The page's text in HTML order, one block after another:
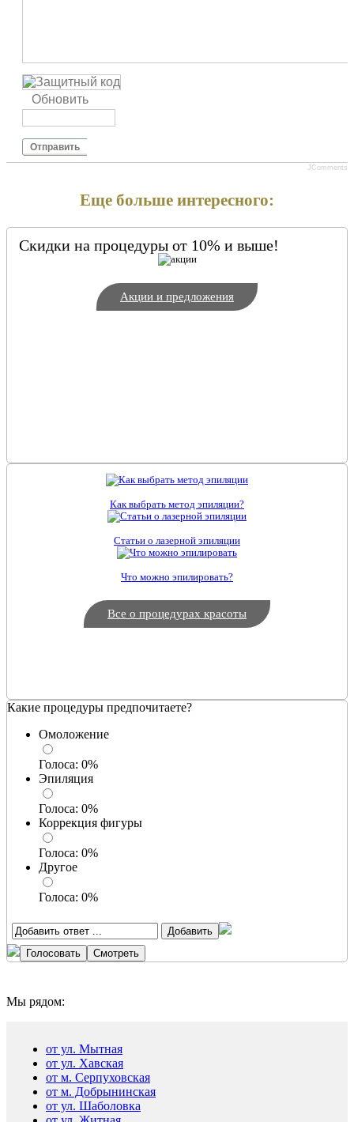
Обновить
Отправить
JComments
Еще больше интересного:
Скидки на процедуры от 10% и выше!
Акции и предложения
Как выбрать метод эпиляции?
Статьи о лазерной эпиляции
Что можно эпилировать?
Все о процедурах красоты
Какие процедуры предпочитаете?
Омоложение
Голоса: 0%
Эпиляция
Голоса: 0%
Коррекция фигуры
Голоса: 0%
Другое
Голоса: 0%
Мы рядом:
от ул. Мытная
от ул. Хавская
от м. Серпуховская
от м. Добрынинская
от ул. Шаболовка